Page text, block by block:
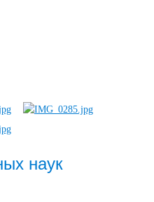
наук